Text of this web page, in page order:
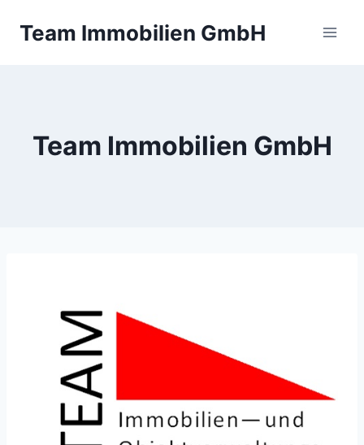
InhaltTeam Immobilien GmbH
Team Immobilien GmbH